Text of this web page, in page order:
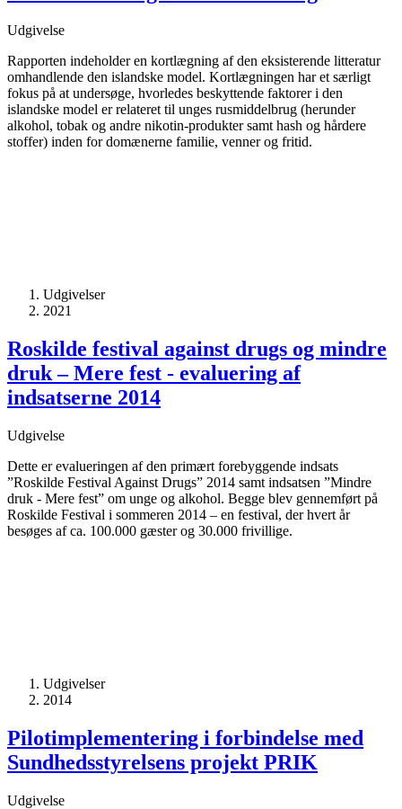
Udgivelse
Rapporten indeholder en kortlægning af den eksisterende litteratur
omhandlende den islandske model. Kortlægningen har et særligt
fokus på at undersøge, hvorledes beskyttende faktorer i den
islandske model er relateret til unges rusmiddelbrug (herunder
alkohol, tobak og andre nikotin-produkter samt hash og hårdere
stoffer) inden for domænerne familie, venner og fritid.
Udgivelser
2021
Roskilde festival against drugs og mindre
druk – Mere fest - evaluering af
indsatserne 2014
Udgivelse
Dette er evalueringen af den primært forebyggende indsats
”Roskilde Festival Against Drugs” 2014 samt indsatsen ”Mindre
druk - Mere fest” om unge og alkohol. Begge blev gennemført på
Roskilde Festival i sommeren 2014 – en festival, der hvert år
besøges af ca. 100.000 gæster og 30.000 frivillige.
Udgivelser
2014
Pilotimplementering i forbindelse med
Sundhedsstyrelsens projekt PRIK
Udgivelse